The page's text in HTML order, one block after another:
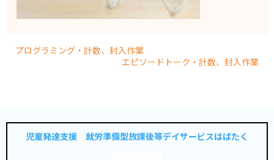
プログラミング・計数、封入作業
エピソードトーク・計数、封入作業
児童発達支援 就労準備型放課後等デイサービスはばたく